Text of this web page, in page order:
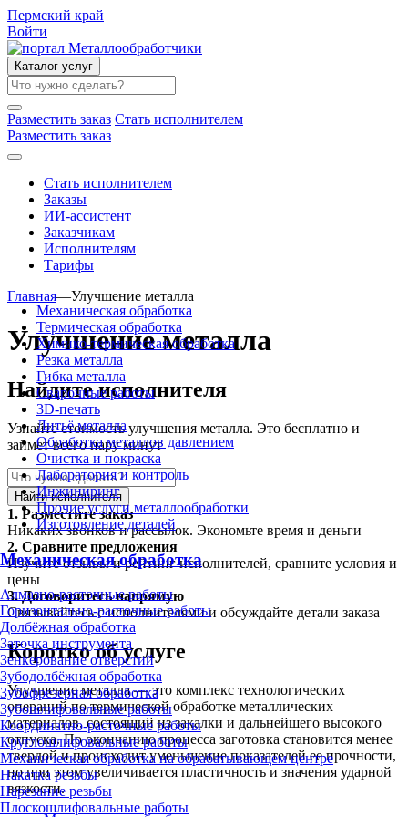
Пермский край
Войти
Каталог услуг
Разместить заказ Стать исполнителем
Разместить заказ
Стать исполнителем
Заказы
ИИ-ассистент
Заказчикам
Исполнителям
Тарифы
Механическая обработка
Термическая обработка
Химико-термическая обработка
Резка металла
Гибка металла
Сварочные работы
3D-печать
Литьё металла
Обработка металлов давлением
Очистка и покраска
Лаборатория и контроль
Инжиниринг
Прочие услуги металлообработки
Изготовление деталей
Механическая обработка
Алмазно-расточные работы
Горизонтально-расточные работы
Долбёжная обработка
Заточка инструмента
Зенкерование отверстий
Зубодолбёжная обработка
Зубофрезерная обработка
Зубошлифовальные работы
Координатно-расточные работы
Круглошлифовальные работы
Механическая обработка на обрабатывающем центре
Накатка резьбы
Нарезание резьбы
Плоскошлифовальные работы
Главная—Улучшение металла
Улучшение металла
Найдите исполнителя
Узнайте стоимость улучшения металла. Это бесплатно и
займет всего пару минут
Найти исполнителя
1. Разместите заказ
Никаких звонков и рассылок. Экономьте время и деньги
2. Сравните предложения
Изучите отзывы и рейтинг исполнителей, сравните условия и
цены
3.Договоритесь напрямую
Связывайтесь с исполнителями и обсуждайте детали заказа
Коротко об услуге
Улучшение металла — это комплекс технологических
операций по термической обработке металлических
материалов, состоящий из закалки и дальнейшего высокого
отпуска. По окончанию процесса заготовка становится менее
твердой и происходит уменьшение показателей ее прочности,
но при этом увеличивается пластичность и значения ударной
вязкости.